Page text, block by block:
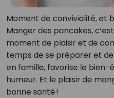
Moment de convivialité, et
Manger des pancakes,
moment de plaisir et de
temps de se préparer et
en famille, favorise le
humeur. Et le plaisir de
bonne santé !